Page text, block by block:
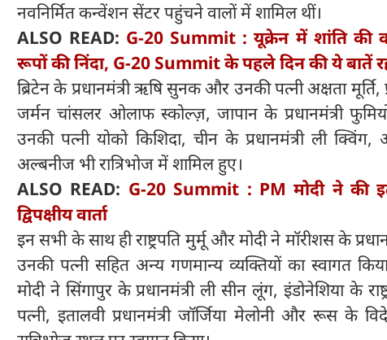
नवनिर्मित कन्वेंशन सेंटर पहुंचने वालों में शामिल थीं।
ALSO READ: G-20 Summit : यूक्रेन में शांति
रूपों की निंदा, G-20 Summit के पहले दिन की ये बातें
ब्रिटेन के प्रधानमंत्री ऋषि सुनक और उनकी पत्नी अक्षता मूर्ति,
जर्मन चांसलर ओलाफ स्कोल्ज़, जापान के प्रधानमंत्री
उनकी पत्नी योको किशिदा, चीन के प्रधानमंत्री ली क्विंग,
अल्बनीज भी रात्रिभोज में शामिल हुए।
ALSO READ: G-20 Summit : PM मोदी ने की
द्विपक्षीय वार्ता
इन सभी के साथ ही राष्ट्रपति मुर्मू और मोदी ने मॉरीशस के
उनकी पत्नी सहित अन्य गणमान्य व्यक्तियों का स्वागत किया।
मोदी ने सिंगापुर के प्रधानमंत्री ली सीन लूंग, इंडोनेशिया के
पत्नी, इतालवी प्रधानमंत्री जॉर्जिया मेलोनी और रूस के